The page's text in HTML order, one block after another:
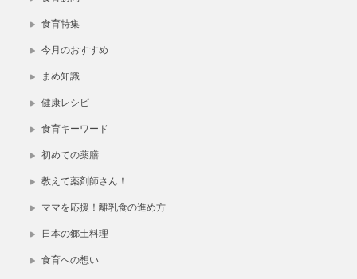
食育特集
今月のおすすめ
まめ知識
健康レシピ
食育キーワード
初めての薬膳
教えて薬剤師さん！
ママを応援！離乳食の進め方
日本の郷土料理
食育への想い